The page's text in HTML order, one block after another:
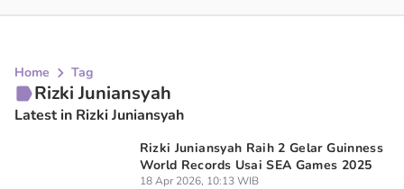
Home Tag
Rizki Juniansyah
Latest in Rizki Juniansyah
Rizki Juniansyah Raih 2 Gelar Guinness
World Records Usai SEA Games 2025
18 Apr 2026, 10:13 WIB